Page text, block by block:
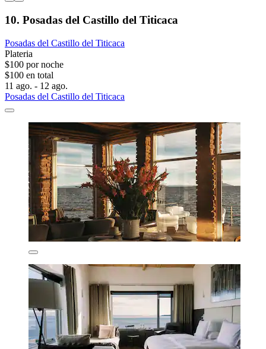
10. Posadas del Castillo del Titicaca
Posadas del Castillo del Titicaca
Plateria
$100 por noche
$100 en total
11 ago. - 12 ago.
Posadas del Castillo del Titicaca